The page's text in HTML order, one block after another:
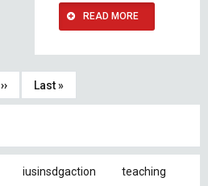
READ MORE
Sonraki
›› Son
Last »
iusinsdgaction teaching